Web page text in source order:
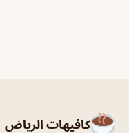
كافيهات الرياض